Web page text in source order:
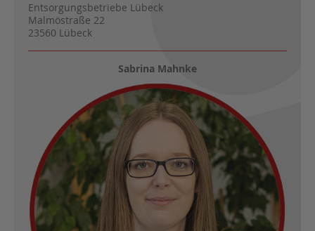
Entsorgungsbetriebe Lübeck
Malmöstraße 22
23560 Lübeck
Sabrina Mahnke